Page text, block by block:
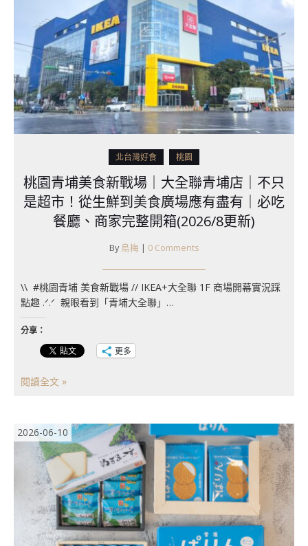
北台灣好食 桃園
桃園青埔美食新戰場｜大全聯青埔店｜不只
是超市！從生鮮到美食廣場應有盡有｜必吃
餐廳、商家完整開箱(2026/8更新)
By 烏梅 | 0 Comments
\\ ​ #桃園青埔 美食新戰場 // IKEA+大全聯 1F 商場開幕實況踩
點趣 .ᐟ.ᐟ ​ 親眼看到「青埔大全聯」…
分享：
更多
閱讀全文 »
2026-06-10